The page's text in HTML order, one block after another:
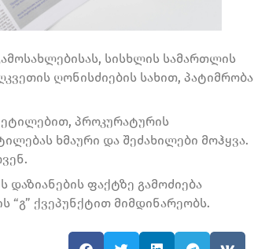
სისხლის სამართლის
ღონისძიების სახით, პატიმრობა
პროკურატურის
ხმაური და შეძახილები მოჰყვა.
ფაქტზე გამოძიება
“გ” ქვეპუნქტით მიმდინარეობს.